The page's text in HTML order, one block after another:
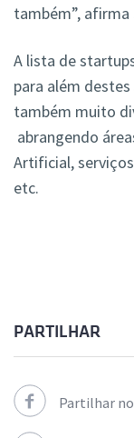
também”,
A lista de
para além
também muito
abrangendo
Artificial,
etc.
PARTILHAR
Partilhar